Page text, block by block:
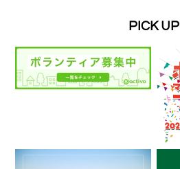
PICK UP